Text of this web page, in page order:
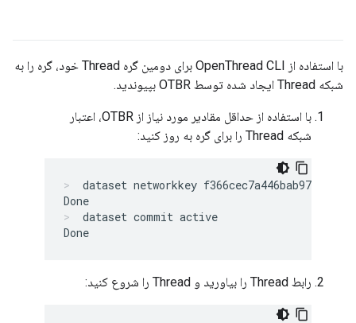
با استفاده از OpenThread CLI برای دومین گره Thread خود، گره را به
شبکه Thread ایجاد شده توسط OTBR بپیوندید.
با استفاده از حداقل مقادیر مورد نیاز از OTBR، اعتبار
شبکه Thread را برای گره به روز کنید:
dataset networkkey
dataset commit active
رابط Thread را بیاورید و Thread را شروع کنید: